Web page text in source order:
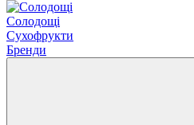
Солодощі
Сухофрукти
Бренди